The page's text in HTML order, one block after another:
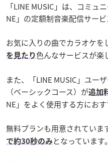
「LINE MUSIC」は、コミュ
NE」の定額制音楽配信サービ
お気に入りの曲でカラオケを
を見たり 色んなサービスが楽
また、「LINE MUSIC」ユー
（ベーシックコース）が追加
NE」をよく使用する方におす
無料プランも用意されていま
で約30秒のみとなっています。